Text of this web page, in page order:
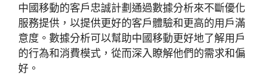
中國移動的客戶忠誠計劃通過數據分析來不斷優化
服務提供，以提供更好的客戶體驗和更高的用戶滿
意度。數據分析可以幫助中國移動更好地了解用戶
的行為和消費模式，從而深入瞭解他們的需求和偏
好。